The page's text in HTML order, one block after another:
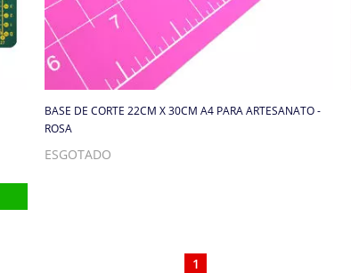
BASE DE CORTE 22CM X 30CM A4 PARA ARTESANATO -
ROSA
ESGOTADO
1